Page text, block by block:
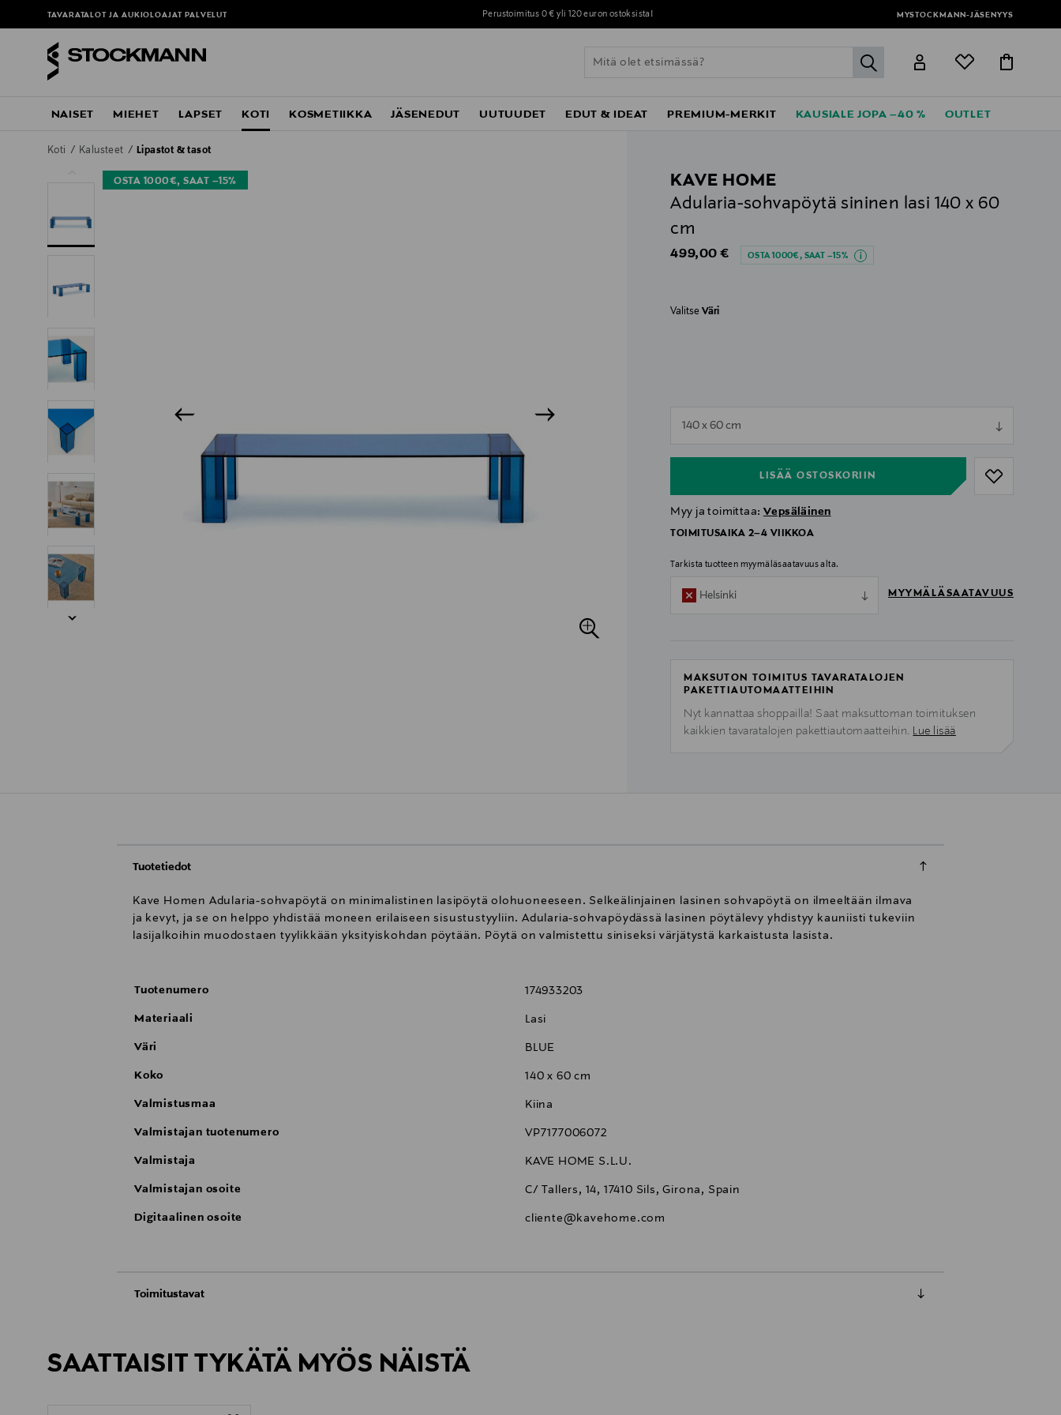
TAVARATALOT JA AUKIOLOAJAT PALVELUT Perustoimitus 0 € yli 120 euron ostoksista! MYSTOCKMANN-JÄSENYYS
label.header.go
NAISET MIEHET LAPSET KOTI KOSMETIIKKA JÄSENEDUT UUTUUDET EDUT & IDEAT PREMIUM-MERKIT KAUSIALE JOPA –40 % OUTLET
Koti Kalusteet Lipastot & tasot
OSTA 1000€, SAAT –15%
KAVE HOME
Adularia-sohvapöytä sininen lasi 140 x 60
cm
Original Price
499,00 € OSTA 1000€, SAAT –15%
ValitseVäri
140 x 60 cm
LISÄÄ OSTOSKORIIN
null
Myy ja toimittaa: Vepsäläinen
TOIMITUSAIKA 2–4 VIIKKOA
Tarkista tuotteen myymäläsaatavuus alta.
Helsinki MYYMÄLÄSAATAVUUS
MAKSUTON TOIMITUS TAVARATALOJEN
PAKETTIAUTOMAATTEIHIN
Nyt kannattaa shoppailla! Saat maksuttoman toimituksen
kaikkien tavaratalojen pakettiautomaatteihin. Lue lisää
Tuotetiedot
Kave Homen Adularia-sohvapöytä on minimalistinen lasipöytä olohuoneeseen. Selkeälinjainen lasinen sohvapöytä on ilmeeltään ilmava
ja kevyt, ja se on helppo yhdistää moneen erilaiseen sisustustyyliin. Adularia-sohvapöydässä lasinen pöytälevy yhdistyy kauniisti tukeviin
lasijalkoihin muodostaen tyylikkään yksityiskohdan pöytään. Pöytä on valmistettu siniseksi värjätystä karkaistusta lasista.
Tuotenumero 174933203
Materiaali Lasi
Väri BLUE
Koko 140 x 60 cm
Valmistusmaa Kiina
Valmistajan tuotenumero VP7177006072
Valmistaja KAVE HOME S.L.U.
Valmistajan osoite C/ Tallers, 14, 17410 Sils, Girona, Spain
Digitaalinen osoite cliente@kavehome.com
Toimitustavat
Kotiinkuljetus
SAATTAISIT TYKÄTÄ MYÖS NÄISTÄ